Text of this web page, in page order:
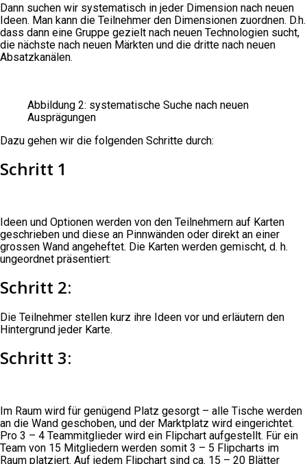
Dann suchen wir systematisch in jeder Dimension nach neuen
Ideen. Man kann die Teilnehmer den Dimensionen zuordnen. D.h.
dass dann eine Gruppe gezielt nach neuen Technologien sucht,
die nächste nach neuen Märkten und die dritte nach neuen
Absatzkanälen.
Abbildung 2: systematische Suche nach neuen
Ausprägungen
Dazu gehen wir die folgenden Schritte durch:
Schritt 1
Ideen und Optionen werden von den Teilnehmern auf Karten
geschrieben und diese an Pinnwänden oder direkt an einer
grossen Wand angeheftet. Die Karten werden gemischt, d. h.
ungeordnet präsentiert:
Schritt 2:
Die Teilnehmer stellen kurz ihre Ideen vor und erläutern den
Hintergrund jeder Karte.
Schritt 3:
Im Raum wird für genügend Platz gesorgt – alle Tische werden
an die Wand geschoben, und der Marktplatz wird eingerichtet.
Pro 3 – 4 Teammitglieder wird ein Flipchart aufgestellt. Für ein
Team von 15 Mitgliedern werden somit 3 – 5 Flipcharts im
Raum platziert. Auf jedem Flipchart sind ca. 15 – 20 Blätter